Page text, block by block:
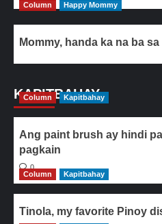
Column Happy Mommy
Mommy, handa ka na ba
KAPITBAHAY
Column Kapitbahay
Ang paint brush ay hindi
pagkain
0
Column
Kapitbahay
Tinola, my favorite Pinoy